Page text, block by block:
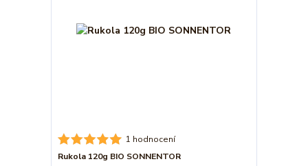
1 hodnocení
Rukola 120g BIO SONNENTOR